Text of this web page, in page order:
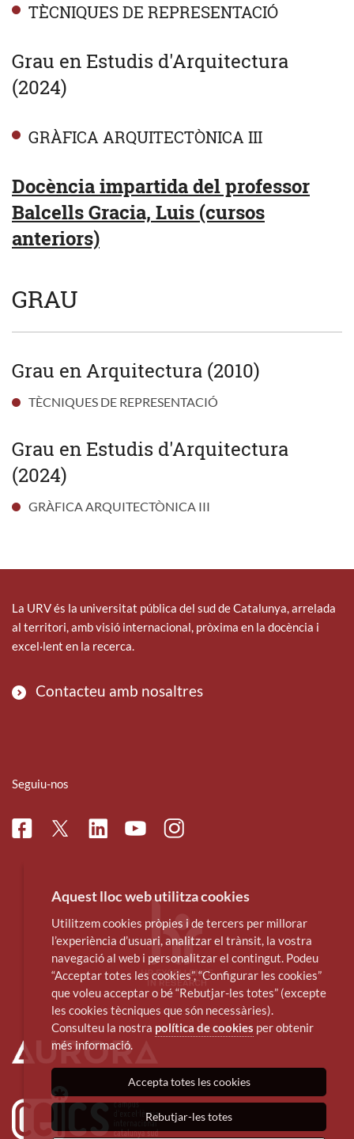
TÈCNIQUES DE REPRESENTACIÓ
Grau en Estudis d'Arquitectura
(2024)
GRÀFICA ARQUITECTÒNICA III
Docència impartida del professor
Balcells Gracia, Luis (cursos
anteriors)
GRAU
Grau en Arquitectura (2010)
TÈCNIQUES DE REPRESENTACIÓ
Grau en Estudis d'Arquitectura
(2024)
GRÀFICA ARQUITECTÒNICA III
La URV és la universitat pública del sud de Catalunya, arrelada
al territori, amb visió internacional, pròxima en la docència i
excel·lent en la recerca.
Contacteu amb nosaltres
Seguiu-nos
FacebookTwitterLinkedinYoutubeInstagram
Aquest lloc web utilitza cookies
Utilitzem cookies pròpies i de tercers per millorar
l’experiència d’usuari, analitzar el trànsit, la vostra
navegació al web i personalitzar el contingut. Podeu
“Acceptar totes les cookies”, “Configurar les cookies”
que voleu acceptar o bé “Rebutjar-les totes” (excepte
les cookies tècniques que són necessàries).
Consulteu la nostra política de cookies per obtenir
més informació.
Accepta totes les cookies
Rebutjar-les totes